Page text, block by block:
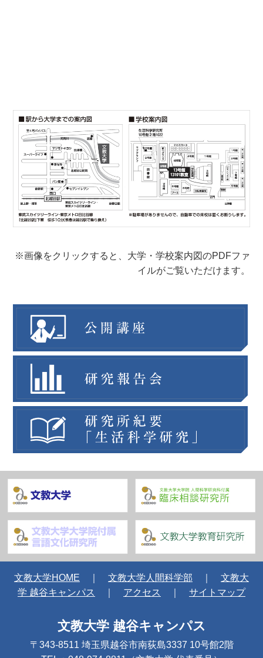
※画像をクリックすると、大学・学校案内図のPDFファ
イルがご覧いただけます。
文教大学HOME 文教大学人間科学部
文教大
学 越谷キャンパス
アクセス サイトマップ
文教大学 越谷キャンパス
〒343-8511 埼玉県越谷市南荻島3337 10号館2階